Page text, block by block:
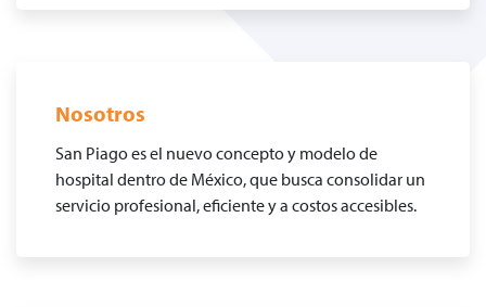
Nosotros
San Piago es el nuevo concepto y modelo de
hospital dentro de México, que busca consolidar un
servicio profesional, eficiente y a costos accesibles.